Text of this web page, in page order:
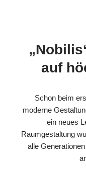
auf
Schon beim
moderne
ein neues
Raumgestaltung
alle